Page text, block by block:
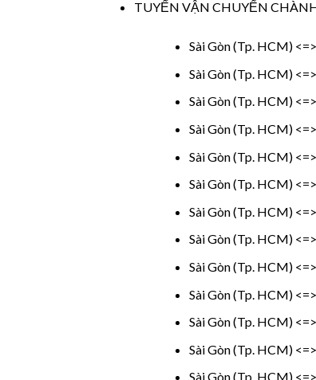
TUYẾN VẬN CHUYỂN
Sài Gòn (Tp. HCM)
Sài Gòn (Tp. HCM)
Sài Gòn (Tp. HCM)
Sài Gòn (Tp. HCM)
Sài Gòn (Tp. HCM)
Sài Gòn (Tp. HCM)
Sài Gòn (Tp. HCM)
Sài Gòn (Tp. HCM)
Sài Gòn (Tp. HCM)
Sài Gòn (Tp. HCM)
Sài Gòn (Tp. HCM)
Sài Gòn (Tp. HCM)
Sài Gòn (Tp. HCM)